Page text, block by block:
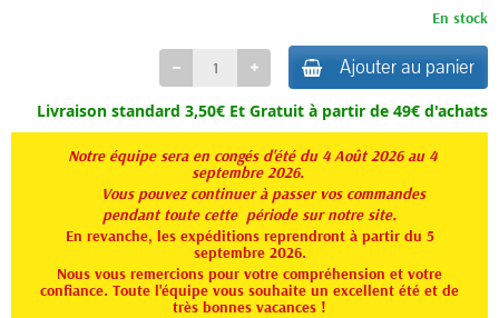
En stock
Ajouter au panier
Livraison standard 3,50€ Et Gratuit à partir de 49€ d'achats
Notre équipe sera en congés d'été du 4 Août 2026 au 4
septembre 2026.
Vous pouvez continuer à passer vos commandes
pendant toute cette période sur notre site.
En revanche, les expéditions reprendront à partir du 5
septembre 2026.
Nous vous remercions pour votre compréhension et votre
confiance. Toute l'équipe vous souhaite un excellent été et de
très bonnes vacances !